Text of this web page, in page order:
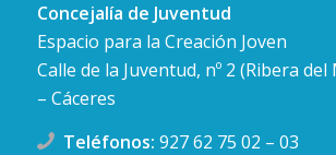
Concejalía de Juventud
Espacio para la Creación Joven
Calle de la Juventud, nº 2 (Ribera del
– Cáceres
Teléfonos: 927 62 75 02 – 03